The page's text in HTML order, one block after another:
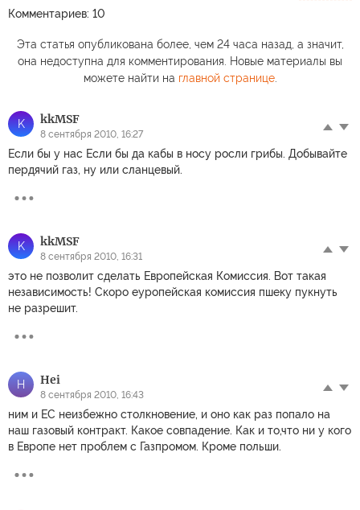
Комментариев: 10
Эта статья опубликована более, чем 24 часа назад, а значит,
она недоступна для комментирования. Новые материалы вы
можете найти на главной странице.
K kkMSF
8 сентября 2010, 16:27
Если бы у нас Если бы да кабы в носу росли грибы. Добывайте
пердячий газ, ну или сланцевый.
K kkMSF
8 сентября 2010, 16:31
это не позволит сделать Европейская Комиссия. Вот такая
независимость! Скоро еуропейская комиссия пшеку пукнуть
не разрешит.
H Hei
8 сентября 2010, 16:43
ним и ЕС неизбежно столкновение, и оно как раз попало на
наш газовый контракт. Какое совпадение. Как и то,что ни у кого
в Европе нет проблем с Газпромом. Кроме польши.